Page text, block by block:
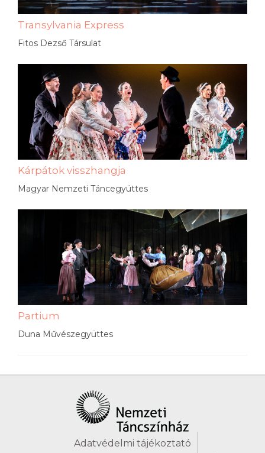
Transylvania Express
Fitos Dezső Társulat
Kárpátok visszhangja
Magyar Nemzeti Táncegyüttes
Partium
Duna Művészegyüttes
Adatvédelmi tájékoztató